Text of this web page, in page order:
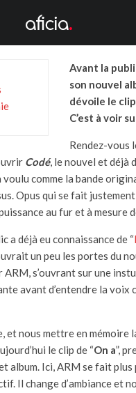
Avant la
son nouvel
dévoile le clip
C’est à voir
Rendez-vous
Codé, le nouvel et déjà
voulu comme la bande
Opus qui se fait justement
au fur et à mesure
a déjà eu connaissance de “
un peu les portes du
s’ouvrant sur une
avant d’entendre la voix
et nous mettre en mémoire
le clip de “On a”,
album. Ici, ARM se fait plus
Il change d’ambiance et